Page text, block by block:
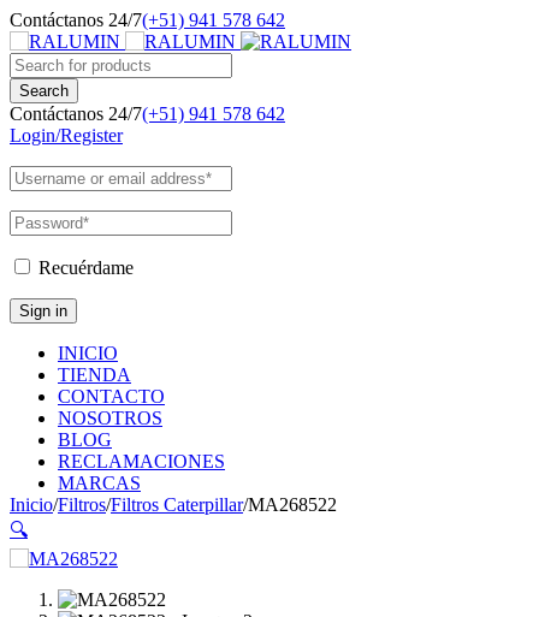
Contáctanos 24/7(+51) 941 578 642
Contáctanos 24/7(+51) 941 578 642
Login/Register
Recuérdame
INICIO
TIENDA
CONTACTO
NOSOTROS
BLOG
RECLAMACIONES
MARCAS
Inicio/Filtros/Filtros Caterpillar/MA268522
🔍